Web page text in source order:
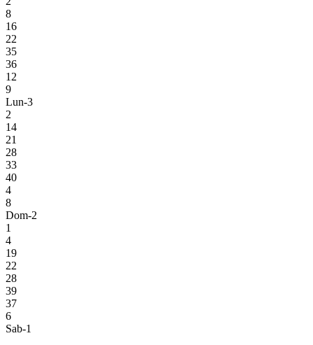
8
16
22
35
36
12
9
Lun-3
2
14
21
28
33
40
4
8
Dom-2
1
4
19
22
28
39
37
6
Sab-1